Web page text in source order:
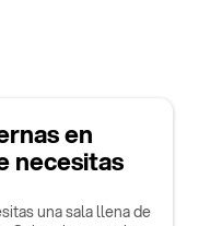
en
necesitas
una sala llena de